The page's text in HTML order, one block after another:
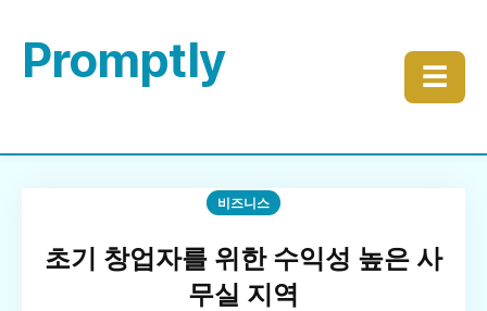
Promptly ☰
비즈니스
초기 창업자를 위한 수익성 높은 사
무실 지역